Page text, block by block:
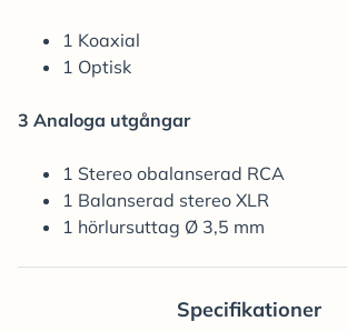
1 Koaxial
1 Optisk
3 Analoga utgångar
1 Stereo obalanserad RCA
1 Balanserad stereo XLR
1 hörlursuttag Ø 3,5 mm
Specifikationer